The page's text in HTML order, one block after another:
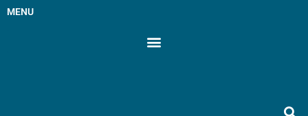
MENU